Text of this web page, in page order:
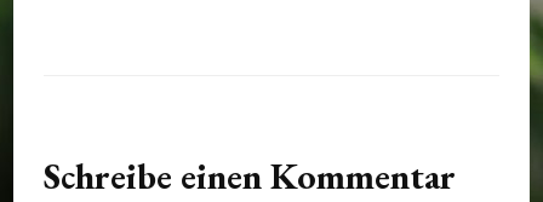
Schreibe einen Kommentar